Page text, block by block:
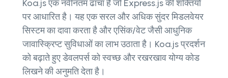
Koa.js एक नवीनतम ढांचा है जो Express.js की शक्तियों
पर आधारित है। यह एक सरल और अधिक सुंदर मिडलवेयर
सिस्टम का दावा करता है और एसिंक/वेट जैसी आधुनिक
जावास्क्रिप्ट सुविधाओं का लाभ उठाता है। Koa.js प्रदर्शन
को बढ़ाते हुए डेवलपर्स को स्वच्छ और रखरखाव योग्य कोड
लिखने की अनुमति देता है।